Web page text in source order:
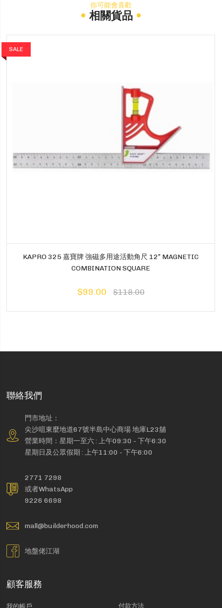
你可能會喜歡
相關貨品
SALE
KAPRO 325 嘉寶牌 強磁多用途活動角尺 12” MAGNETIC
COMBINATION SQUARE
$99.00 $118.00
聯絡我們
門市地址：
尖沙咀東麼地道67號半島中心商場 地庫L23舖
營業時間：星期一至六 : 上午09:30 - 下午6:30
星期日及公眾假期 : 上午11:00 - 下午6:00
2771 7298
或者WhatsApp
9226 6698
mall@builderhood.com
地盤佬江湖
顧客服務
我的帳戶 付款方法